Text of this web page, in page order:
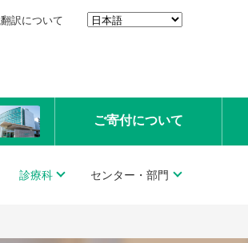
訳について
ご寄付について
診療科 センター・部門